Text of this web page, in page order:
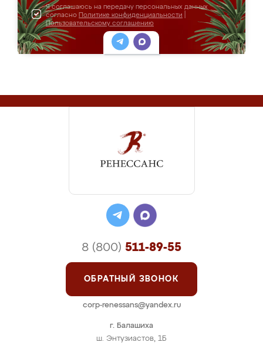
Я соглашаюсь на передачу персональных данных
согласно Политике конфиденциальности
Пользовательскому соглашению
г. Балашиха
ш. Энтузиастов, 1Б
8 (800) 511-89-55
ОБРАТНЫЙ ЗВОНОК
corp-renessans@yandex.ru